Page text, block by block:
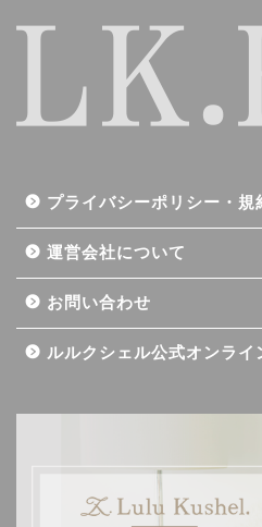
プライバシーポリシー・規
運営会社について
お問い合わせ
ルルクシェル公式オンライ